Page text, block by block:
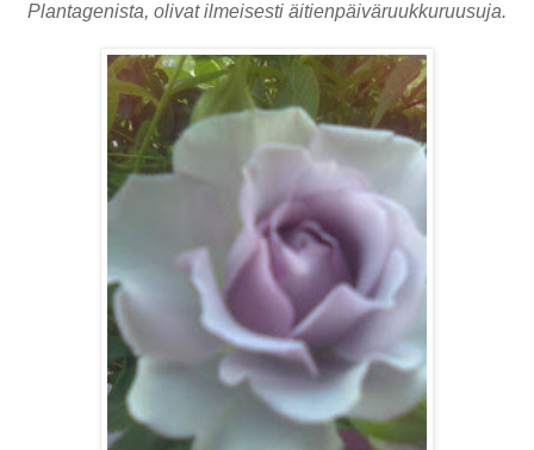
Plantagenista, olivat ilmeisesti äitienpäiväruukkuruusuja.